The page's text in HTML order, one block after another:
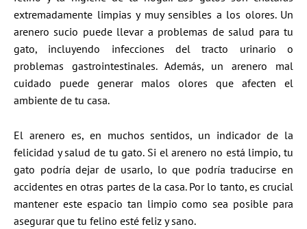
extremadamente limpias y muy sensibles a los olores. Un
arenero sucio puede llevar a problemas de salud para tu
gato, incluyendo infecciones del tracto urinario o
problemas gastrointestinales. Además, un arenero mal
cuidado puede generar malos olores que afecten el
ambiente de tu casa.
El arenero es, en muchos sentidos, un indicador de la
felicidad y salud de tu gato. Si el arenero no está limpio, tu
gato podría dejar de usarlo, lo que podría traducirse en
accidentes en otras partes de la casa. Por lo tanto, es crucial
mantener este espacio tan limpio como sea posible para
asegurar que tu felino esté feliz y sano.